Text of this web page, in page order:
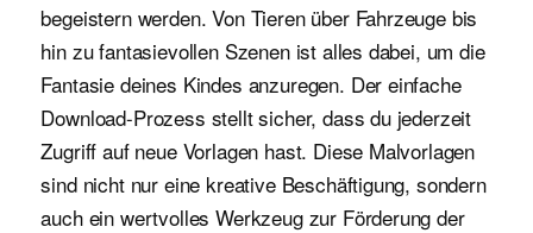
begeistern werden. Von Tieren über Fahrzeuge bis
hin zu fantasievollen Szenen ist alles dabei, um die
Fantasie deines Kindes anzuregen. Der einfache
Download-Prozess stellt sicher, dass du jederzeit
Zugriff auf neue Vorlagen hast. Diese Malvorlagen
sind nicht nur eine kreative Beschäftigung, sondern
auch ein wertvolles Werkzeug zur Förderung der